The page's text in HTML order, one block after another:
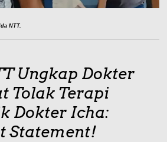
NTT.
Ungkap Dokter
Tolak Terapi
Dokter Icha:
Statement!